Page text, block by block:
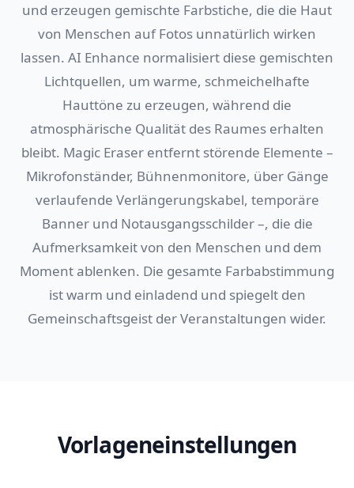
und erzeugen gemischte Farbstiche, die die Haut
von Menschen auf Fotos unnatürlich wirken
lassen. AI Enhance normalisiert diese gemischten
Lichtquellen, um warme, schmeichelhafte
Hauttöne zu erzeugen, während die
atmosphärische Qualität des Raumes erhalten
bleibt. Magic Eraser entfernt störende Elemente –
Mikrofonständer, Bühnenmonitore, über Gänge
verlaufende Verlängerungskabel, temporäre
Banner und Notausgangsschilder –, die die
Aufmerksamkeit von den Menschen und dem
Moment ablenken. Die gesamte Farbabstimmung
ist warm und einladend und spiegelt den
Gemeinschaftsgeist der Veranstaltungen wider.
Vorlageneinstellungen